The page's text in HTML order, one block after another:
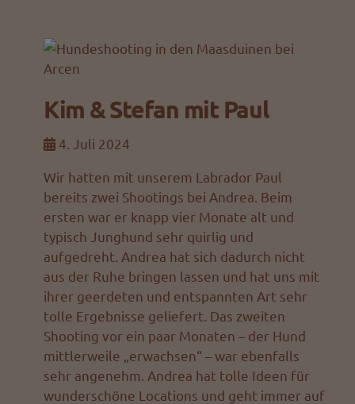
Kim & Stefan mit Paul
4. Juli 2024
Wir hatten mit unserem Labrador Paul
bereits zwei Shootings bei Andrea. Beim
ersten war er knapp vier Monate alt und
typisch Junghund sehr quirlig und
aufgedreht. Andrea hat sich dadurch nicht
aus der Ruhe bringen lassen und hat uns mit
ihrer geerdeten und entspannten Art sehr
tolle Ergebnisse geliefert. Das zweiten
Shooting vor ein paar Monaten – der Hund
mittlerweile „erwachsen“ – war ebenfalls
sehr angenehm. Andrea hat tolle Ideen für
wunderschöne Locations und geht immer auf